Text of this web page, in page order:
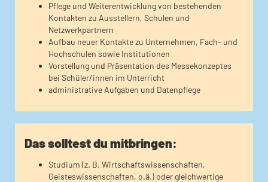
Pflege und Weiterentwicklung von bestehenden
Kontakten zu Ausstellern, Schulen und
Netzwerkpartnern
Aufbau neuer Kontakte zu Unternehmen, Fach- und
Hochschulen sowie Institutionen
Vorstellung und Präsentation des Messekonzeptes
bei Schüler/innen im Unterricht
administrative Aufgaben und Datenpflege
Das solltest du mitbringen:
Studium (z. B. Wirtschaftswissenschaften,
Geisteswissenschaften, o.ä.) oder gleichwertige